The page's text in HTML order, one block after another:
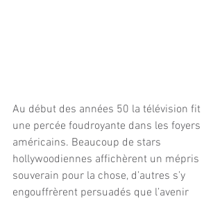
Au début des années 50 la télévision fit
une percée foudroyante dans les foyers
américains. Beaucoup de stars
hollywoodiennes affichèrent un mépris
souverain pour la chose, d’autres s’y
engouffrèrent persuadés que l’avenir